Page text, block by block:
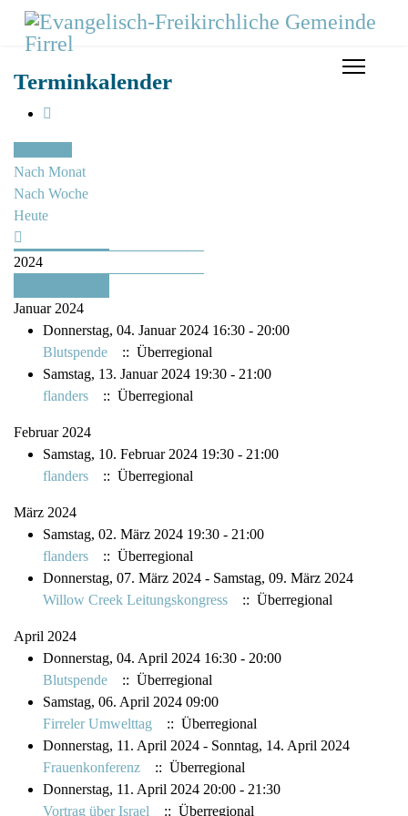
Terminkalender
Nach Monat
Nach Woche
Heute
2024
Januar 2024
Donnerstag, 04. Januar 2024 16:30 - 20:00
Blutspende
:: Überregional
Samstag, 13. Januar 2024 19:30 - 21:00
flanders
:: Überregional
Februar 2024
Samstag, 10. Februar 2024 19:30 - 21:00
flanders
:: Überregional
März 2024
Samstag, 02. März 2024 19:30 - 21:00
flanders
:: Überregional
Donnerstag, 07. März 2024 - Samstag, 09. März 2024
Willow Creek Leitungskongress
:: Überregional
April 2024
Donnerstag, 04. April 2024 16:30 - 20:00
Blutspende
:: Überregional
Samstag, 06. April 2024 09:00
Firreler Umwelttag
:: Überregional
Donnerstag, 11. April 2024 - Sonntag, 14. April 2024
Frauenkonferenz
:: Überregional
Donnerstag, 11. April 2024 20:00 - 21:30
Vortrag über Israel
:: Überregional